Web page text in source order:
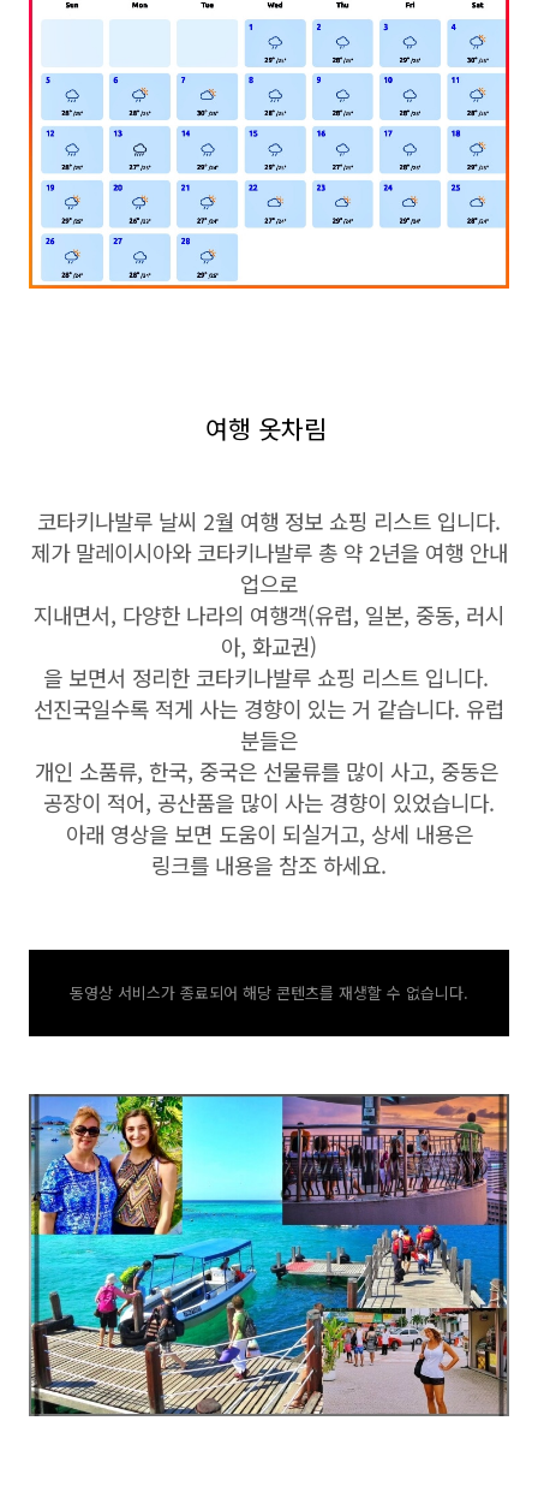
여행 옷차림
코타키나발루 날씨 2월 여행 정보 쇼핑 리스트 입니다.
제가 말레이시아와 코타키나발루 총 약 2년을 여행 안내
업으로
지내면서, 다양한 나라의 여행객(유럽, 일본, 중동, 러시
아, 화교권)
을 보면서 정리한 코타키나발루 쇼핑 리스트 입니다.
선진국일수록 적게 사는 경향이 있는 거 같습니다. 유럽
분들은
개인 소품류, 한국, 중국은 선물류를 많이 사고, 중동은
공장이 적어, 공산품을 많이 사는 경향이 있었습니다.
아래 영상을 보면 도움이 되실거고, 상세 내용은
링크를 내용을 참조 하세요.
동영상 서비스가 종료되어 해당 콘텐츠를 재생할 수 없습니다.